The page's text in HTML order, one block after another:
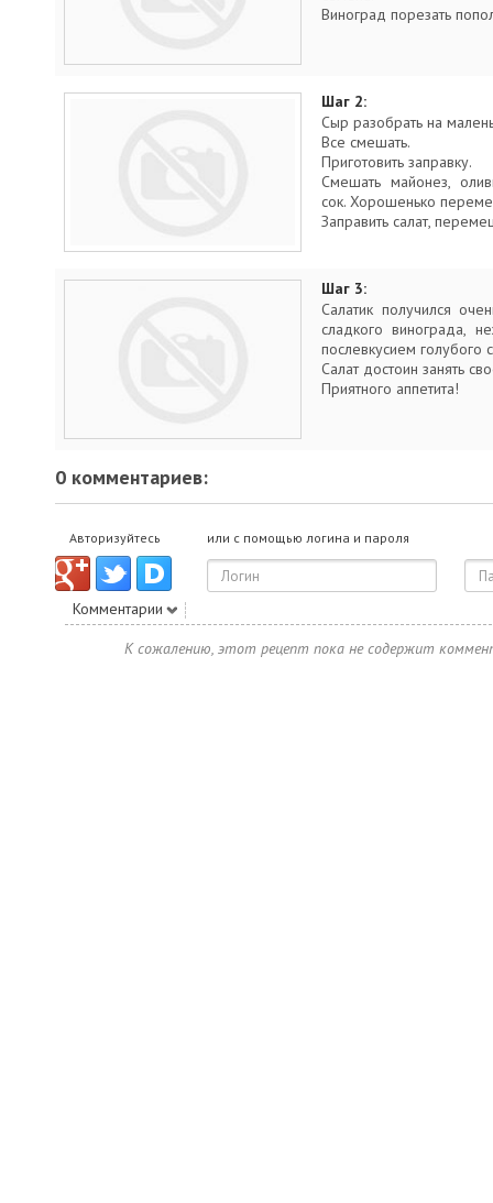
Виноград порезать
Шаг 2:
Сыр разобрать на
Всe смешать.
Приготовить заправку.
Смешать майонез,
сок. Хорошенько
Заправить салат,
Шаг 3:
Салатик получился
сладкого винограда,
послевкусием голубого
Салат достоин занять
Приятного аппетита!
0 комментариев:
Авторизуйтесь или с помощью логина и пароля
Комментарии
К сожалению, этот рецепт пока не содержит